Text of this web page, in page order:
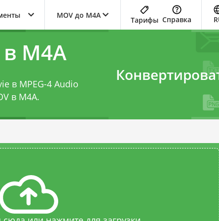
MOV до M4A
Тарифы Справка
M4A
в MPEG-4 Audio
в M4A.